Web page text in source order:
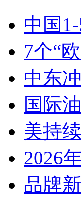
中国
7个“
中东
国际
美持
2026
品牌